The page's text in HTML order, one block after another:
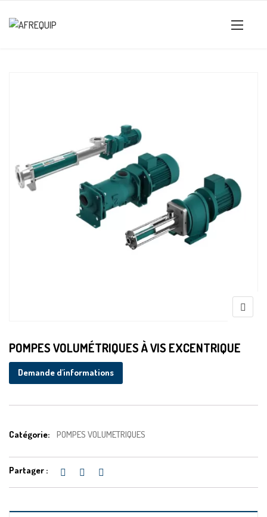
POMPES VOLUMÉTRIQUES À VIS EXCENTRIQUE
Demande d'informations
Catégorie: POMPES VOLUMETRIQUES
Partager :